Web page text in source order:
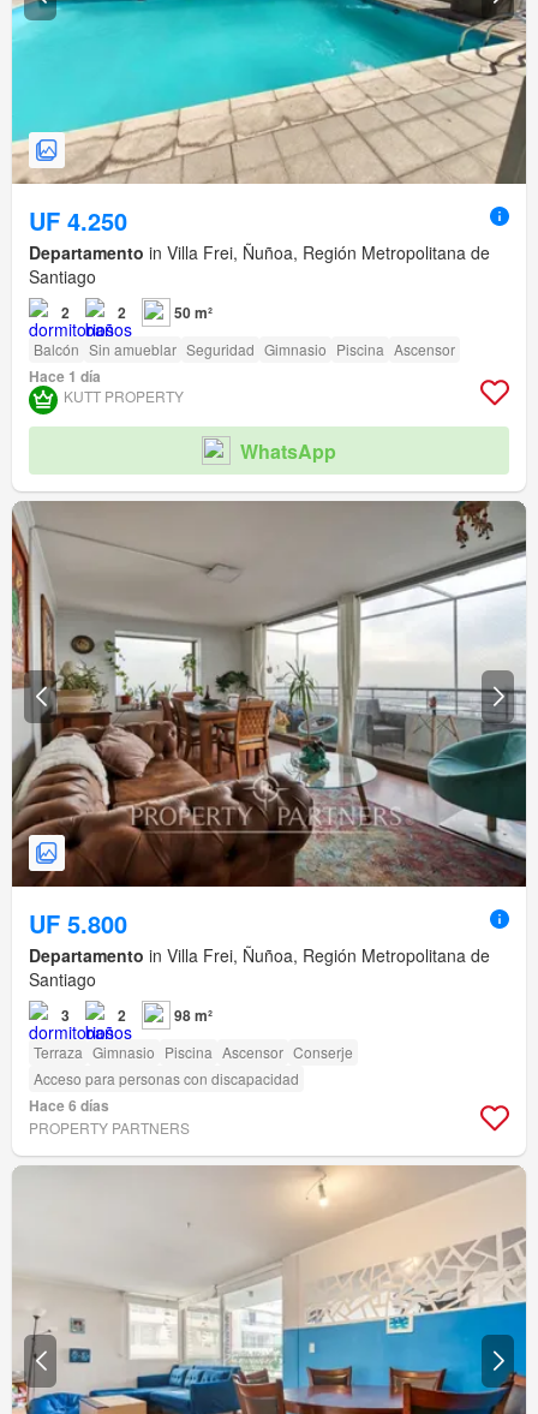
UF 4.250
Departamento in Villa Frei, Ñuñoa, Región Metropolitana de
Santiago
2 2 50 m²
Balcón Sin amueblar Seguridad Gimnasio Piscina Ascensor
Hace 1 día
KUTT PROPERTY
WhatsApp
UF 5.800
Departamento in Villa Frei, Ñuñoa, Región Metropolitana de
Santiago
3 2 98 m²
Terraza Gimnasio Piscina Ascensor Conserje
Acceso para personas con discapacidad
Hace 6 días
PROPERTY PARTNERS